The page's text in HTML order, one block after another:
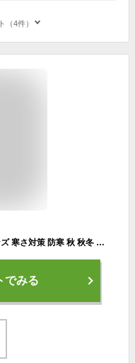
（4件）
ダウンマフラー マフラー レディース メンズ 寒さ対策 防寒 秋 秋冬 冬 ユニセックス 軽量 防寒 暖かい コンパクト ふわふわ 高機能 シンプル デザイン 自転車 通勤 通学 かわいい【ダウンマフラー】 散歩 アウトドア ゴルフ 旅行
でみる